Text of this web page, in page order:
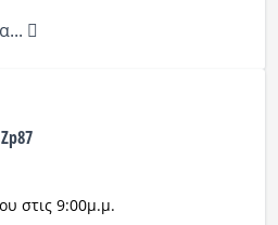
στις 9:00μ.μ.